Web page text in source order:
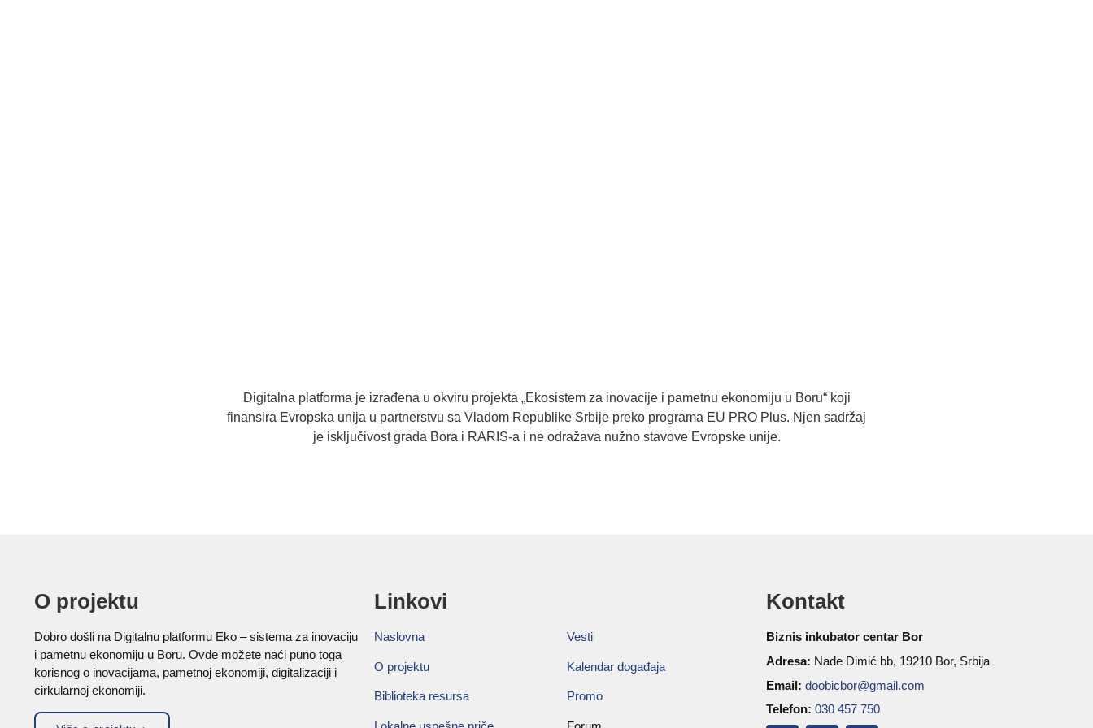
Digitalna platforma je izrađena u okviru projekta „Ekosistem za inovacije i pametnu ekonomiju u Boru“ koji
finansira Evropska unija u partnerstvu sa Vladom Republike Srbije preko programa EU PRO Plus. Njen sadržaj
je isključivost grada Bora i RARIS-a i ne odražava nužno stavove Evropske unije.
O projektu
Dobro došli na Digitalnu platformu Eko – sistema za inovaciju
i pametnu ekonomiju u Boru. Ovde možete naći puno toga
korisnog o inovacijama, pametnoj ekonomiji, digitalizaciji i
cirkularnoj ekonomiji.
Linkovi
Naslovna
O projektu
Biblioteka resursa
Vesti
Kalendar događaja
Promo
Kontakt
Biznis inkubator centar Bor
Adresa: Nade Dimić bb, 19210 Bor, Srbija
Email:doobicbor@gmail.com
Telefon:030 457 750